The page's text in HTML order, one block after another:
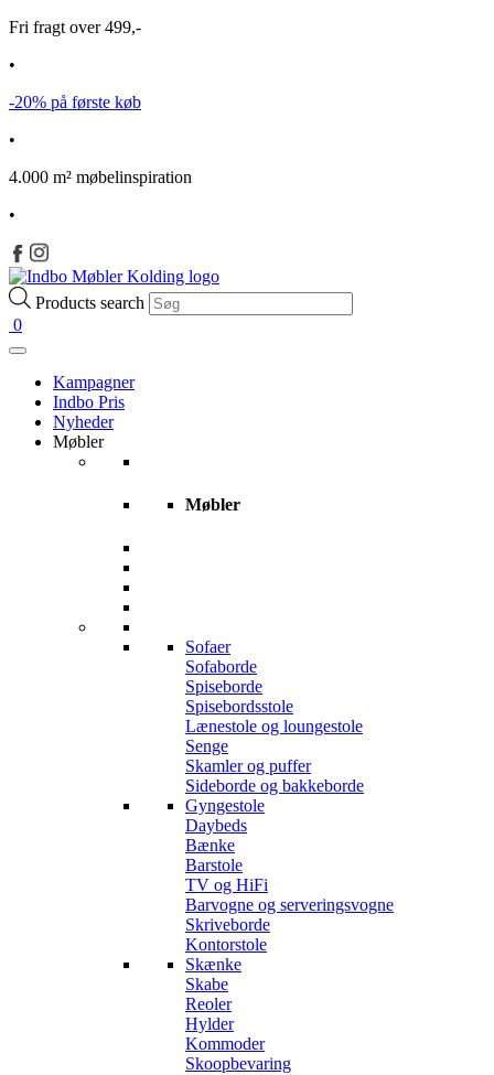
Fri fragt over 499,-
•
-20% på første køb
•
4.000 m² møbelinspiration
•
Products search
0
Kampagner
Indbo Pris
Nyheder
Møbler
Møbler
Sofaer
Sofaborde
Spiseborde
Spisebordsstole
Lænestole og loungestole
Senge
Skamler og puffer
Sideborde og bakkeborde
Gyngestole
Daybeds
Bænke
Barstole
TV og HiFi
Barvogne og serveringsvogne
Skriveborde
Kontorstole
Skænke
Skabe
Reoler
Hylder
Kommoder
Skoopbevaring